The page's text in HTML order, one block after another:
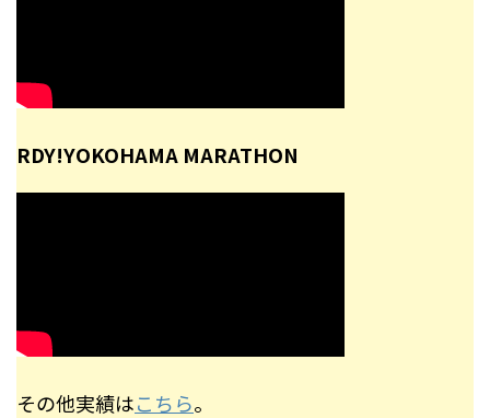
RDY!YOKOHAMA MARATHON
その他実績はこちら。